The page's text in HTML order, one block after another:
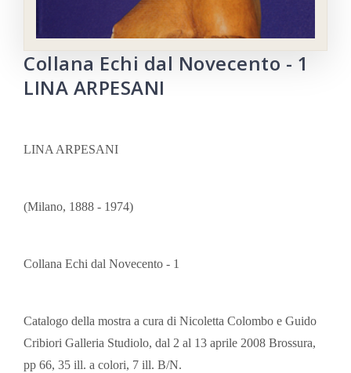
Collana Echi dal Novecento - 1
LINA ARPESANI
LINA ARPESANI
(Milano, 1888 - 1974)
Collana Echi dal Novecento - 1
Catalogo della mostra a cura di Nicoletta Colombo e Guido
Cribiori Galleria Studiolo, dal 2 al 13 aprile 2008 Brossura,
pp 66, 35 ill. a colori, 7 ill. B/N.